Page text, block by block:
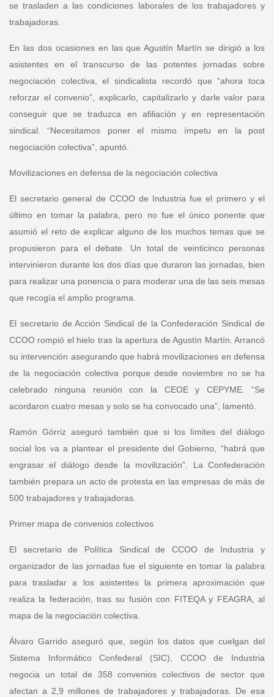
se trasladen a las condiciones laborales de los trabajadores y
trabajadoras.
En las dos ocasiones en las queAgustín Martín se dirigió a los
asistentes en el transcurso de las potentes jornadas sobre
negociación colectiva, el sindicalista recordó que “ahora toca
reforzar el convenio”, explicarlo, capitalizarlo y darle valor para
conseguir que se traduzca en afiliación y en representación
sindical. “Necesitamos poner el mismo ímpetu en la post
negociación colectiva”, apuntó.
Movilizaciones en defensa de la negociación colectiva
El secretario general de CCOO de Industria fue el primero y el
último en tomar la palabra, pero no fue el único ponente que
asumió el reto de explicar alguno de los muchos temas que se
propusieron para el debate. Un total de veinticinco personas
intervinieron durante los dos días que duraron las jornadas, bien
para realizar una ponencia o para moderar una de las seis mesas
que recogía el amplio programa.
El secretario de Acción Sindical de la Confederación Sindical de
CCOOrompió el hielo tras la apertura de Agustín Martín. Arrancó
su intervención asegurando que habrá movilizaciones en defensa
de la negociación colectiva porque desde noviembre no se ha
celebrado ninguna reunión con la CEOE y CEPYME. “Se
acordaron cuatro mesas y solo se ha convocado una”, lamentó.
Ramón Górriz aseguró también que si los límites del diálogo
social los va a plantear el presidente del Gobierno, “habrá que
engrasar el diálogo desde la movilización”. La Confederación
también prepara un acto de protesta en las empresas de más de
500 trabajadores y trabajadoras.
Primer mapa de convenios colectivos
El secretario de Política Sindical de CCOO de Industria y
organizador de las jornadas fue el siguiente en tomar la palabra
para trasladar a los asistentes la primera aproximación que
realiza la federación, tras su fusión con FITEQA y FEAGRA, al
mapa de la negociación colectiva.
Álvaro Garrido aseguró que, según los datos que cuelgan del
Sistema Informático Confederal (SIC), CCOO de Industria
negocia un total de 358 convenios colectivos de sector que
afectan a 2,9 millones de trabajadores y trabajadoras. De esa